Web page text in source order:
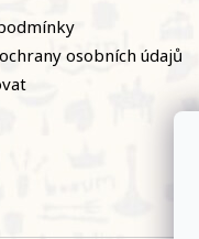
osobních údajů